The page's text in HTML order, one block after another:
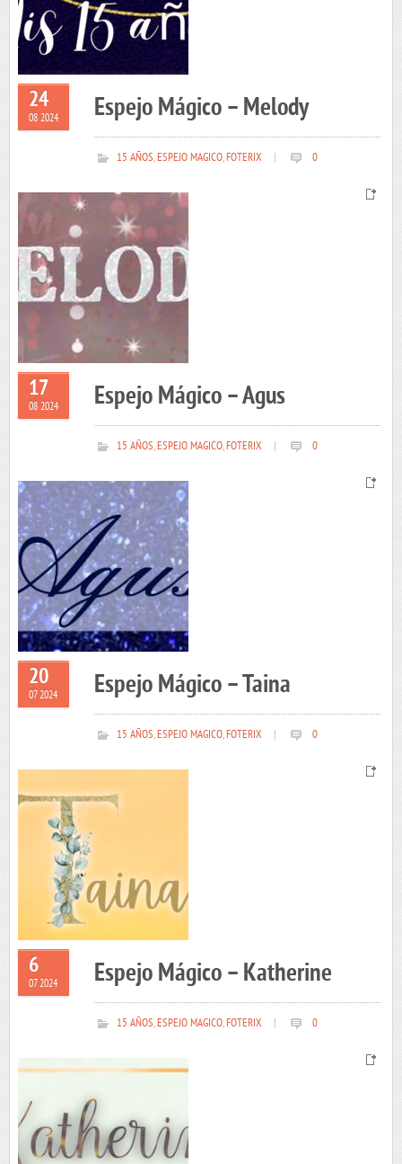
24
08 2024 Espejo Mágico – Melody
15 AÑOS,ESPEJO MAGICO,FOTERIX 0
17
08 2024 Espejo Mágico – Agus
15 AÑOS,ESPEJO MAGICO,FOTERIX 0
20
07 2024 Espejo Mágico – Taina
15 AÑOS,ESPEJO MAGICO,FOTERIX 0
6
07 2024 Espejo Mágico – Katherine
15 AÑOS,ESPEJO MAGICO,FOTERIX 0